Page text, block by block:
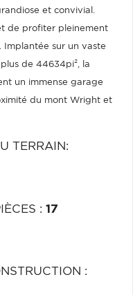
et convivial.
de profiter pleinement
Implantée sur un vaste
de 44634pi², la
un immense garage
du mont Wright et
TERRAIN:
: 17
: